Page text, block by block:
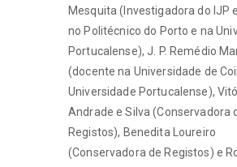
Mesquita (Investigadora do IJP
no Politécnico do Porto e na
Portucalense), J. P. Remédio
(docente na Universidade de
Universidade Portucalense),
Andrade e Silva (Conservadora
Registos), Benedita Loureiro
(Conservadora de Registos) e